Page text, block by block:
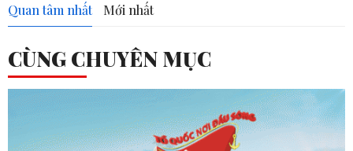
Quan tâm nhất Mới nhất
CÙNG CHUYÊN MỤC